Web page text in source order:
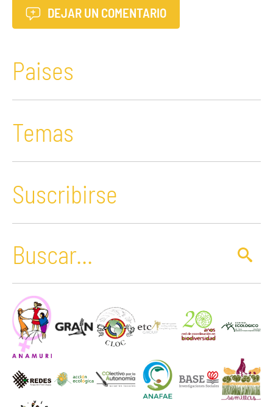
DEJAR UN COMENTARIO
Paises
Temas
Suscribirse